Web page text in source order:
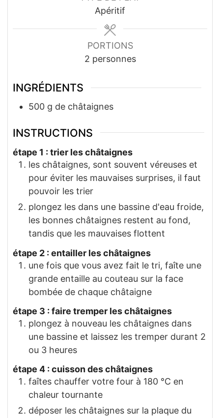
Apéritif
PORTIONS
2 personnes
INGRÉDIENTS
500 g de châtaignes
INSTRUCTIONS
étape 1 : trier les châtaignes
les châtaignes, sont souvent véreuses et
pour éviter les mauvaises surprises, il faut
pouvoir les trier
plongez les dans une bassine d'eau froide,
les bonnes châtaignes restent au fond,
tandis que les mauvaises flottent
étape 2 : entailler les châtaignes
une fois que vous avez fait le tri, faîte une
grande entaille au couteau sur la face
bombée de chaque châtaigne
étape 3 : faire tremper les châtaignes
plongez à nouveau les châtaignes dans
une bassine et laissez les tremper durant 2
ou 3 heures
étape 4 : cuisson des châtaignes
faîtes chauffer votre four à 180 °C en
chaleur tournante
déposer les châtaignes sur la plaque du